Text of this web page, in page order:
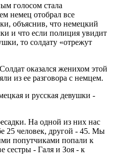
голосом стала
немец отобрал все
объяснив, что немецкий
и что если полиция увидит
то солдату «отрежут
оказался женихом этой
из ее разговора с немцем.
и русская девушки -
На одной из них нас
25 человек, другой - 45. Мы
попутчиками попали к
сестры - Галя и Зоя - к